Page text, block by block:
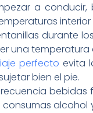
a
interior
durante
una temperatura
perfecto evita
bien el pie.
bebidas